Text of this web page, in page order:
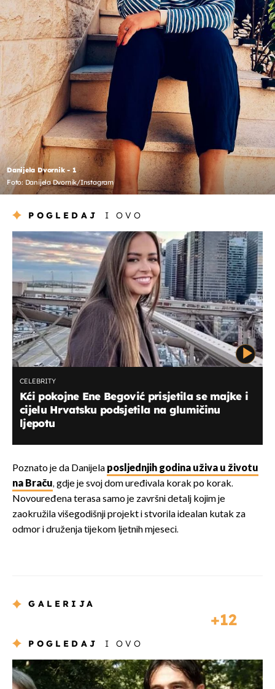
Danijela Dvornik - 1
Foto: Danijela Dvornik/Instagram
POGLEDAJ I OVO
CELEBRITY
Kći pokojne Ene Begović prisjetila se majke i
cijelu Hrvatsku podsjetila na glumičinu
ljepotu
Poznato je da Danijela posljednjih godina uživa u životu
na Braču, gdje je svoj dom uređivala korak po korak.
Novouređena terasa samo je završni detalj kojim je
zaokružila višegodišnji projekt i stvorila idealan kutak za
odmor i druženja tijekom ljetnih mjeseci.
GALERIJA
12
POGLEDAJ I OVO